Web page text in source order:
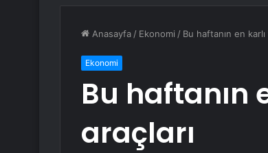
Anasayfa / Ekonomi / Bu haftanın en karlı
Ekonomi
Bu haftanın
araçları